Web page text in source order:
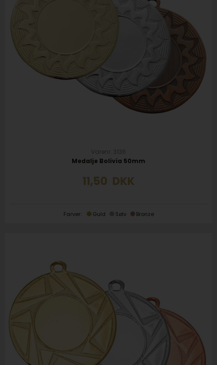
Varenr. 3136
Medalje Bolivia 50mm
11,50 DKK
Farver: Guld Sølv Bronze